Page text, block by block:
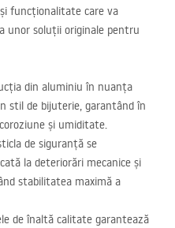
funcționalitate care va
unor soluții originale pentru
din aluminiu în nuanța
stil de bijuterie, garantând în
și umiditate.
de siguranță se
la deteriorări mecanice și
stabilitatea maximă a
de înaltă calitate garantează